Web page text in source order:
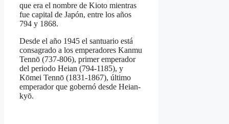
que era el nombre de Kioto mientras
fue capital de Japón, entre los años
794 y 1868.
Desde el año 1945 el santuario está
consagrado a los emperadores Kanmu
Tennō (737-806), primer emperador
del periodo Heian (794-1185), y
Kōmei Tennō (1831-1867), último
emperador que gobernó desde Heian-
kyō.